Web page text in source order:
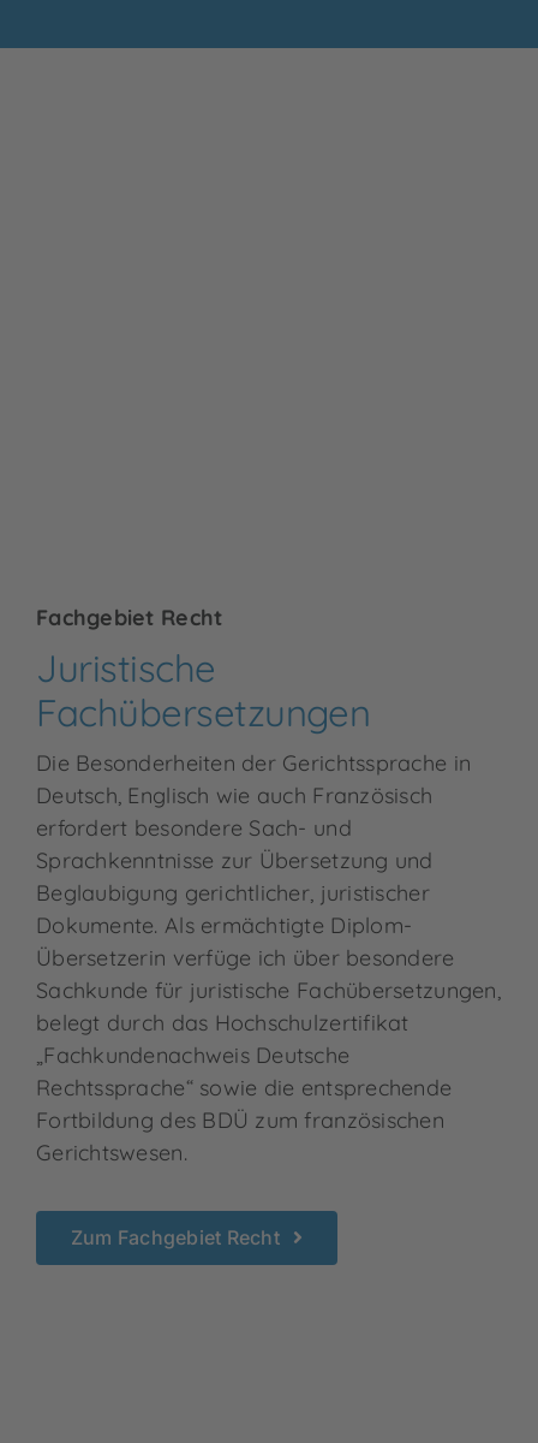
Fachgebiet Recht
Juristische
Fachübersetzungen
Die Besonderheiten der Gerichtssprache in
Deutsch, Englisch wie auch Französisch
erfordert besondere Sach- und
Sprachkenntnisse zur Übersetzung und
Beglaubigung gerichtlicher, juristischer
Dokumente. Als ermächtigte Diplom-
Übersetzerin verfüge ich über besondere
Sachkunde für juristische Fachübersetzungen,
belegt durch das Hochschulzertifikat
„Fachkundenachweis Deutsche
Rechtssprache“ sowie die entsprechende
Fortbildung des BDÜ zum französischen
Gerichtswesen.
Zum Fachgebiet Recht